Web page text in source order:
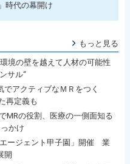
時代の幕開け
もっと見る
境の壁を越えて人材の可能性
サル“
アクティブなＭＲをつく
再定義も
の役割、医療の一側面知る
かけ
ージェント甲子園」開催 業
開